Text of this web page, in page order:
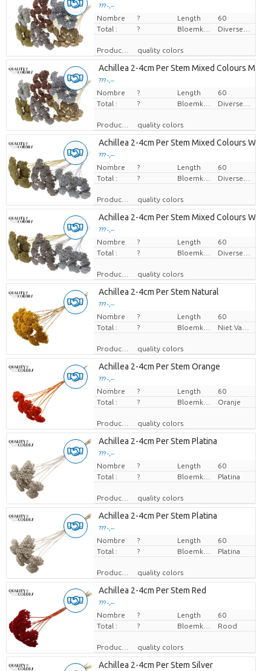
??? -,--
Prix par pièce
Nombre ? Length
60
Total :
?
Producteur quality colors
Achillea 2-4cm Per Stem Mixed Colours
??? -,--
Prix par pièce
Nombre ? Length
60
Total :
?
Producteur quality colors
Achillea 2-4cm Per Stem Mixed Colours
??? -,--
Prix par pièce
Nombre ? Length
60
Total :
?
Producteur quality colors
Achillea 2-4cm Per Stem Mixed Colours
??? -,--
Prix par pièce
Nombre ? Length
60
Total :
?
Producteur quality colors
Achillea 2-4cm Per Stem Natural
??? -,--
Prix par pièce
Nombre ? Length
60
Total :
?
Producteur quality colors
Achillea 2-4cm Per Stem Orange
??? -,--
Prix par pièce
Nombre ? Length
60
Total :
? Oranje
Producteur quality colors
Achillea 2-4cm Per Stem Platina
??? -,--
Prix par pièce
Nombre ? Length
60
Total :
? Platina
Producteur quality colors
Achillea 2-4cm Per Stem Platina
??? -,--
Prix par pièce
Nombre ? Length
60
Total :
? Platina
Producteur quality colors
Achillea 2-4cm Per Stem Red
??? -,--
Prix par pièce
Nombre ? Length
60
Total :
? Rood
Producteur quality colors
Achillea 2-4cm Per Stem Silver